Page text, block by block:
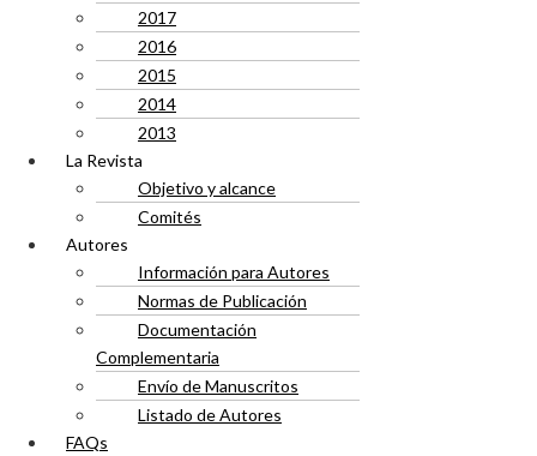
2017
2016
2015
2014
2013
La Revista
Objetivo y alcance
Comités
Autores
Información para Autores
Normas de Publicación
Documentación
Complementaria
Envío de Manuscritos
Listado de Autores
FAQs